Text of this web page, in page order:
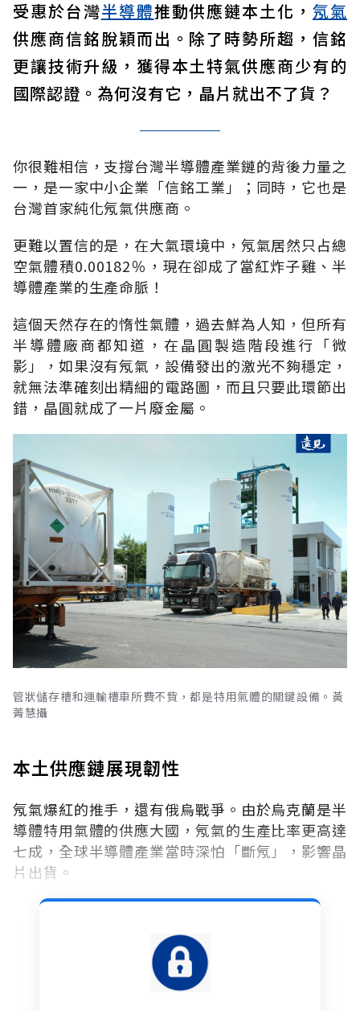
受惠於台灣半導體推動供應鏈本土化，氖氣
供應商信銘脫穎而出。除了時勢所趨，信銘
更讓技術升級，獲得本土特氣供應商少有的
國際認證。為何沒有它，晶片就出不了貨？
你很難相信，支撐台灣半導體產業鏈的背後力量之
一，是一家中小企業「信銘工業」；同時，它也是
台灣首家純化氖氣供應商。
更難以置信的是，在大氣環境中，氖氣居然只占總
空氣體積0.00182％，現在卻成了當紅炸子雞、半
導體產業的生產命脈！
這個天然存在的惰性氣體，過去鮮為人知，但所有
半導體廠商都知道，在晶圓製造階段進行「微
影」，如果沒有氖氣，設備發出的激光不夠穩定，
就無法準確刻出精細的電路圖，而且只要此環節出
錯，晶圓就成了一片廢金屬。
管狀儲存槽和運輸槽車所費不貲，都是特用氣體的關鍵設備。黃
菁慧攝
本土供應鏈展現韌性
氖氣爆紅的推手，還有俄烏戰爭。由於烏克蘭是半
導體特用氣體的供應大國，氖氣的生產比率更高達
七成，全球半導體產業當時深怕「斷氖」，影響晶
片出貨。